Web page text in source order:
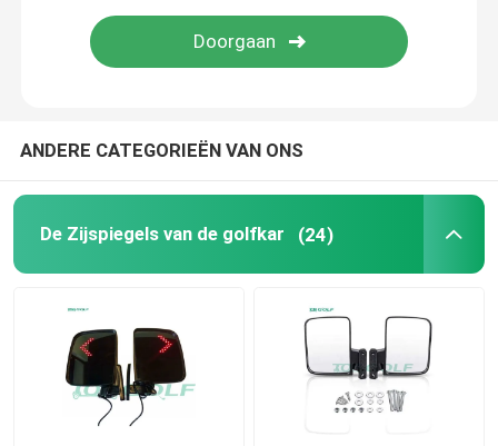
De Bijlagen van de golfkar
Het windscherm van de golfkar
Het Lithiumbatterij van de golfkar
LVTONG-golfkaronderdelen
ICON-serviceonderdelen
ANDERE CATEGORIEËN VAN ONS
De Zijspiegels van de golfkar (24)